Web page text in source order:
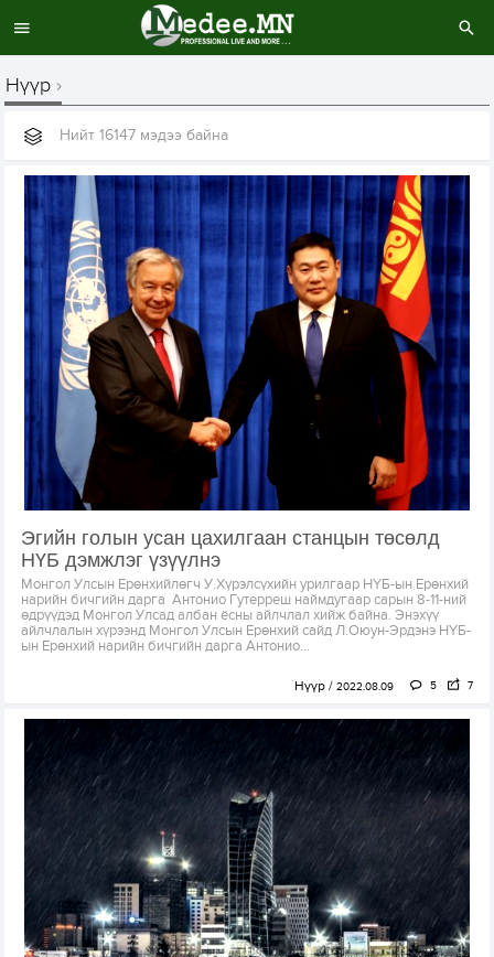
Нүүр
Нийт 16147 мэдээ байна
Эгийн голын усан цахилгаан станцын төсөлд
НҮБ дэмжлэг үзүүлнэ
Монгол Улсын Ерөнхийлөгч У.Хүрэлсүхийн урилгаар НҮБ-ын Ерөнхий
нарийн бичгийн дарга Антонио Гутерреш наймдугаар сарын 8-11-ний
өдрүүдэд Монгол Улсад албан ёсны айлчлал хийж байна. Энэхүү
айлчлалын хүрээнд Монгол Улсын Ерөнхий сайд Л.Оюун-Эрдэнэ НҮБ-
ын Ерөнхий нарийн бичгийн дарга Антонио...
Нүүр 2022.08.09 5 7